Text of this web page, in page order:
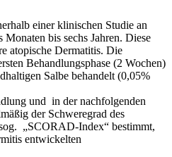
einer klinischen Studie an
bis sechs Jahren. Diese
atopische Dermatitis. Die
Behandlungsphase (2 Wochen)
Salbe behandelt (0,05%
und in der nachfolgenden
der Schweregrad des
„SCORAD-Index“ bestimmt,
entwickelten